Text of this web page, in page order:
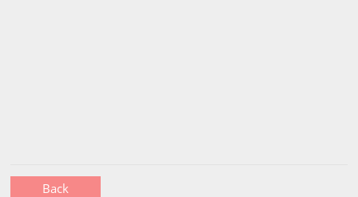
Back